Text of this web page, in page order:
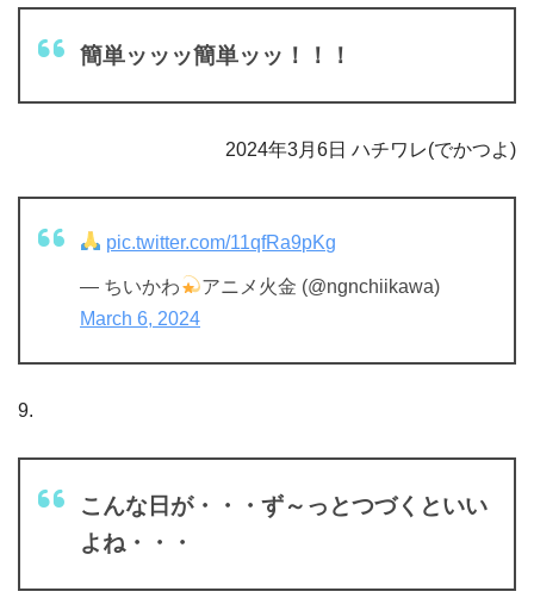
簡単ッッッ簡単ッッ！！！
2024年3月6日 ハチワレ(でかつよ)
pic.twitter.com/11qfRa9pKg
— ちいかわ
アニメ火金 (@ngnchiikawa)
March 6, 2024
9.
こんな日が・・・ず～っとつづくといい
よね・・・